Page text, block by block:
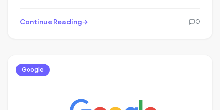
Continue Reading 0
Google